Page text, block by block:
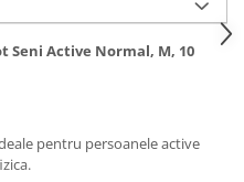
Active Normal, M, 10
pentru persoanele active